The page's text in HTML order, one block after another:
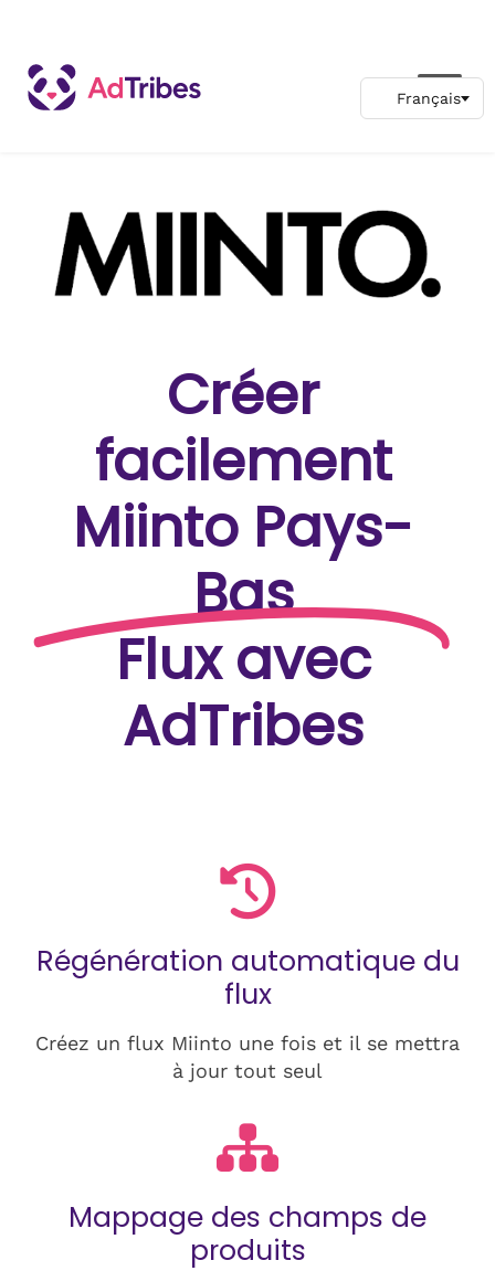
Créer
facilement
Miinto Pays-
Bas
Flux avec
AdTribes
Régénération automatique du
flux
Créez un flux Miinto une fois et il se mettra
à jour tout seul
Mappage des champs de
produits